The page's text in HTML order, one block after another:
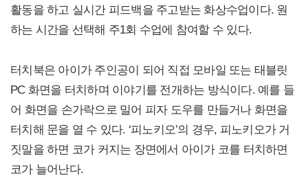
활동을 하고 실시간 피드백을 주고받는 화상수업이다. 원
하는 시간을 선택해 주1회 수업에 참여할 수 있다.
터치북은 아이가 주인공이 되어 직접 모바일 또는 태블릿
PC 화면을 터치하며 이야기를 전개하는 방식이다. 예를 들
어 화면을 손가락으로 밀어 피자 도우를 만들거나 화면을
터치해 문을 열 수 있다. ‘피노키오’의 경우, 피노키오가 거
짓말을 하면 코가 커지는 장면에서 아이가 코를 터치하면
코가 늘어난다.